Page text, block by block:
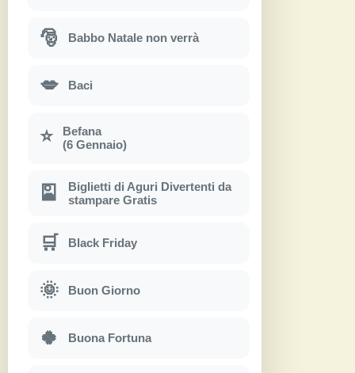
🎅 Babbo Natale non verrà
💋 Baci
⭐
Befana
(6 Gennaio)
🎴
Biglietti di Aguri Divertenti da
stampare Gratis
🛒 Black Friday
🌞 Buon Giorno
🍀 Buona Fortuna